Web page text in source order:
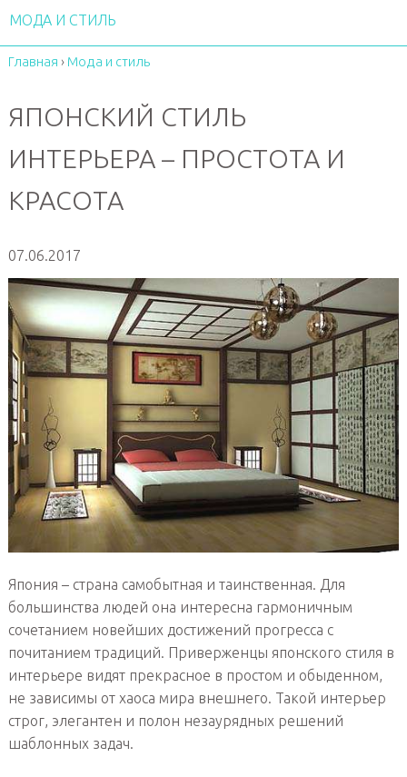
МОДА И СТИЛЬ
Главная › Мода и стиль
ЯПОНСКИЙ СТИЛЬ
ИНТЕРЬЕРА – ПРОСТОТА И
КРАСОТА
07.06.2017
Япония – страна самобытная и таинственная. Для
большинства людей она интересна гармоничным
сочетанием новейших достижений прогресса с
почитанием традиций. Приверженцы японского стиля в
интерьере видят прекрасное в простом и обыденном,
не зависимы от хаоса мира внешнего. Такой интерьер
строг, элегантен и полон незаурядных решений
шаблонных задач.